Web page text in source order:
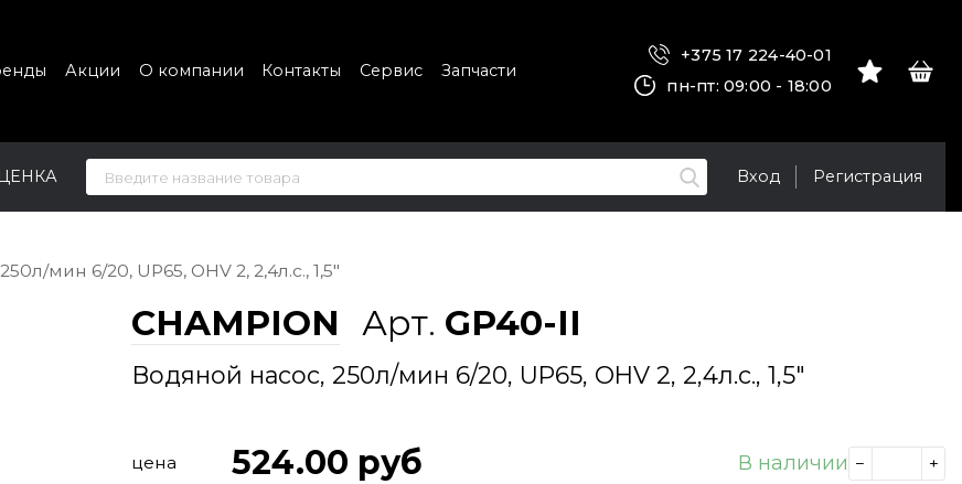
Акции О компании Контакты Сервис Запчасти
+375 17 224-40-01
пн-пт: 09:00 - 18:00
Вход Регистрация
мин 6/20, UP65, OHV 2, 2,4л.с., 1,5"
CHAMPION Арт. GP40-II
Водяной насос, 250л/мин 6/20, UP65, OHV 2, 2,4л.с., 1,5"
цена 524.00 руб В наличии